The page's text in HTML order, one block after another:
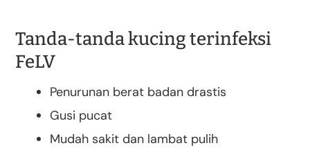
Tanda-tanda kucing terinfeksi
FeLV
Penurunan berat badan drastis
Gusi pucat
Mudah sakit dan lambat pulih